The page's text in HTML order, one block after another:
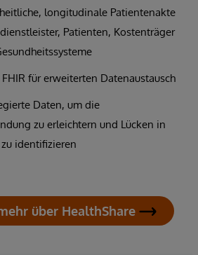
longitudinale Patientenakte
Patienten, Kostenträger
für erweiterten Datenaustausch
Daten, um die
zu erleichtern und Lücken in
identifizieren
über HealthShare